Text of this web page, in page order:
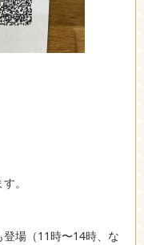
。
場（11時〜14時、な